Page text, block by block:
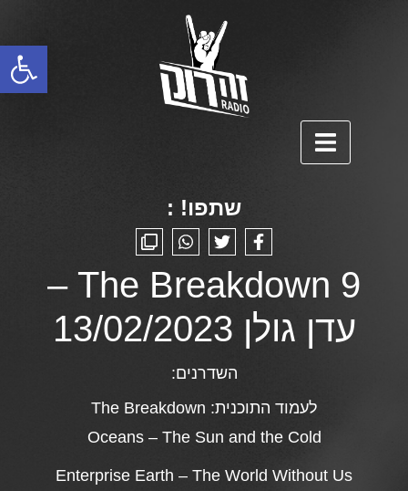
פתח סרגל נגישות
שתפו! :
The Breakdown 9 –
עדן גולן 13/02/2023
השדרנים:
לעמוד התוכנית: The Breakdown
Oceans – The Sun and the Cold
Enterprise Earth – The World Without Us